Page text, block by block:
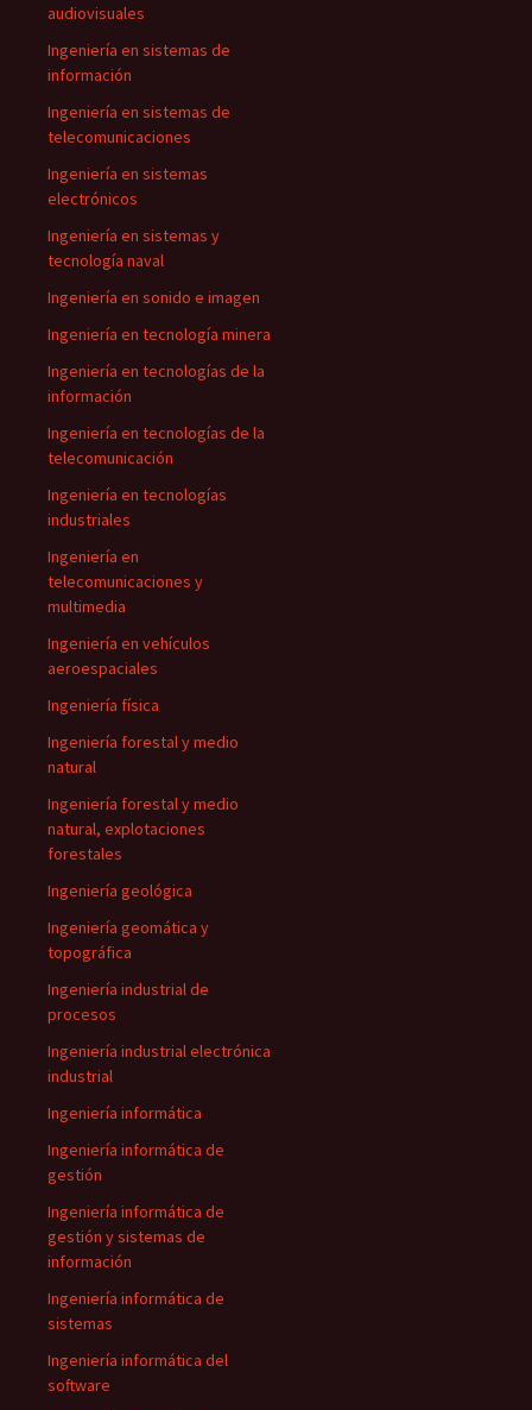
audiovisuales
Ingeniería en sistemas de
información
Ingeniería en sistemas de
telecomunicaciones
Ingeniería en sistemas
electrónicos
Ingeniería en sistemas y
tecnología naval
Ingeniería en sonido e imagen
Ingeniería en tecnología minera
Ingeniería en tecnologías de la
información
Ingeniería en tecnologías de la
telecomunicación
Ingeniería en tecnologías
industriales
Ingeniería en
telecomunicaciones y
multimedia
Ingeniería en vehículos
aeroespaciales
Ingeniería física
Ingeniería forestal y medio
natural
Ingeniería forestal y medio
natural, explotaciones
forestales
Ingeniería geológica
Ingeniería geomática y
topográfica
Ingeniería industrial de
procesos
Ingeniería industrial electrónica
industrial
Ingeniería informática
Ingeniería informática de
gestión
Ingeniería informática de
gestión y sistemas de
información
Ingeniería informática de
sistemas
Ingeniería informática del
software